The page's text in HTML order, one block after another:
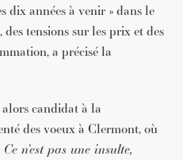
dix années à venir » dans le
tensions sur les prix et des
a précisé la
candidat à la
des voeux à Clermont, où
Ce n’est pas une insulte,